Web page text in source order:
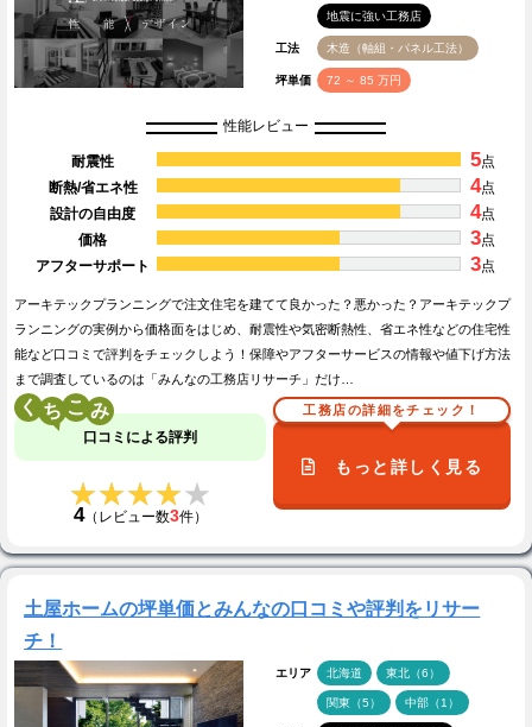
地震に強い工務店
工法 木造（軸組・パネル工法）
坪単価 72 ～ 85 万円
性能レビュー
耐震性 5点
断熱/省エネ性
4点
設計の自由度
4点
価格
3点
アフターサポート
3点
アーキテックプランニングで注文住宅を建てて良かった？悪かった？アーキテックプ
ランニングの実例から価格面をはじめ、耐震性や気密断熱性、省エネ性などの住宅性
能など口コミで評判をチェックしよう！保障やアフターサービスの情報や値下げ方法
まで調査しているのは「みんなの工務店リサーチ」だけ…
く こ
口コミによる評判
★★★★★
★★★★★
4（レビュー数3件）
工務店の詳細をチェック！
もっと詳しく見る
土屋ホームの坪単価とみんなの口コミや評判をリサー
チ！
エリア 北海道 東北（6）
関東（5） 中部（1）